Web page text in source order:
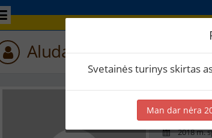
Aludario paskyra
2018 m.
Svetainės turinys skirtas
Man dar nėra